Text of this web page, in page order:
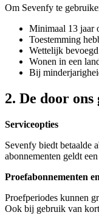
Om Sevenfy te
Minimaal 13 jaar
Toestemming
Wettelijk
Wonen in een
Bij
2. De door
Serviceopties
Sevenfy biedt betaalde
abonnementen geldt
Proefabonnementen
Proefperiodes kunnen
Ook bij gebruik van